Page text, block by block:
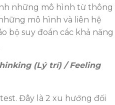
những mô hình từ thông
mô hình và liên hệ
bộ suy đoán các khả năng
(Lý trí) / Feeling
Đây là 2 xu hướng đối